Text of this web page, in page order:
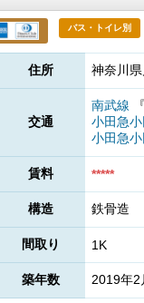
バス・トイレ別
住所 神奈川
交通
南武線
小田急
小田急
賃料 *****
構造 鉄骨造
間取り 1K
築年数 2019年2